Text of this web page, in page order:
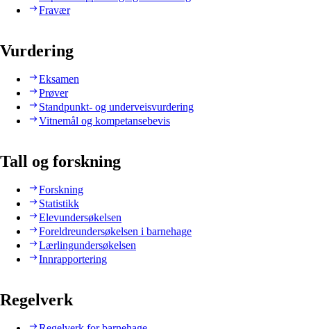
Fravær
Vurdering
Eksamen
Prøver
Standpunkt- og underveisvurdering
Vitnemål og kompetansebevis
Tall og forskning
Forskning
Statistikk
Elevundersøkelsen
Foreldreundersøkelsen i barnehage
Lærlingundersøkelsen
Innrapportering
Regelverk